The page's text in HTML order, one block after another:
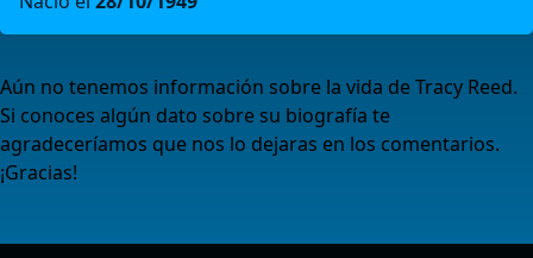
Aún no tenemos información sobre la vida de Tracy Reed.
Si conoces algún dato sobre su biografía te
agradeceríamos que nos lo dejaras en los comentarios.
¡Gracias!